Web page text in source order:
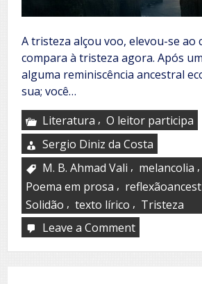
A tristeza alçou voo, elevou-se ao
compara à tristeza agora. Após
alguma reminiscência ancestral
sua; você…
Literatura , O leitor participa
Sergio Diniz da Costa
M. B. Ahmad Vali , melancolia ,
Poema em prosa ,
Solidão , texto lírico , Tristeza
Leave a Commenton
of